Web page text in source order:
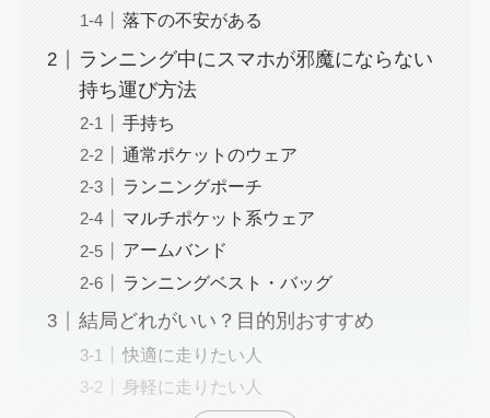
落下の不安がある
ランニング中にスマホが邪魔にならない
持ち運び方法
手持ち
通常ポケットのウェア
ランニングポーチ
マルチポケット系ウェア
アームバンド
ランニングベスト・バッグ
結局どれがいい？目的別おすすめ
快適に走りたい人
身軽に走りたい人